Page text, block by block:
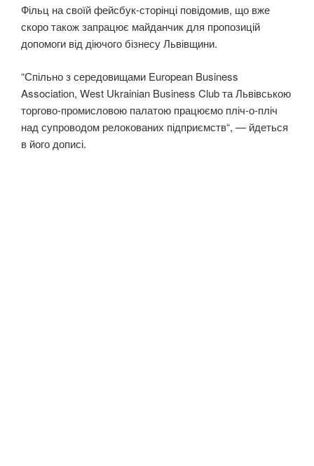
Фільц на своїй фейсбук-сторінці повідомив, що вже
скоро також запрацює майданчик для пропозицій
допомоги від діючого бізнесу Львівщини.
“Спільно з середовищами European Business
Association, West Ukrainian Business Club та Львівською
торгово-промисловою палатою працюємо пліч-о-пліч
над супроводом релокованих підприємств“, — йдеться
в його дописі.